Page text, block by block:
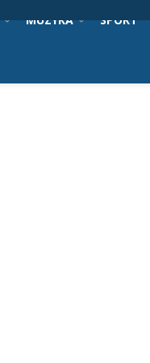
MUZYKA SPORT